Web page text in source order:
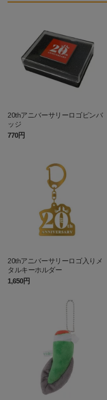
20thアニバーサリーロゴピンバ
ッジ
770円
20thアニバーサリーロゴ入りメ
タルキーホルダー
1,650円